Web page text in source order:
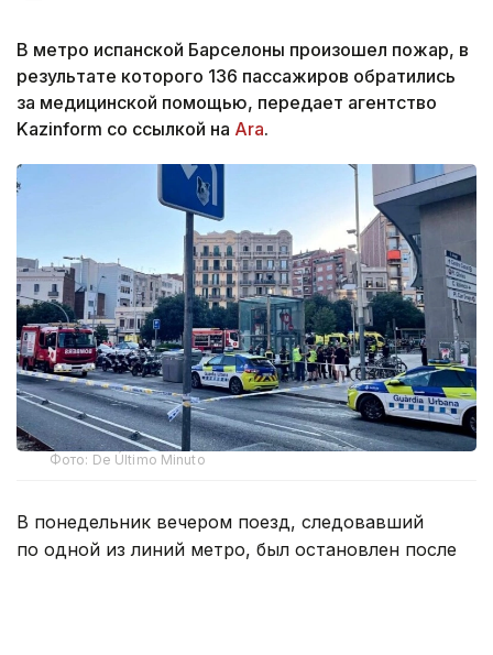
В метро испанской Барселоны произошел пожар, в
результате которого 136 пассажиров обратились
за медицинской помощью, передает агентство
Kazinform со ссылкой на Ara.
Фото: De Último Minuto
В понедельник вечером поезд, следовавший
по одной из линий метро, был остановлен после